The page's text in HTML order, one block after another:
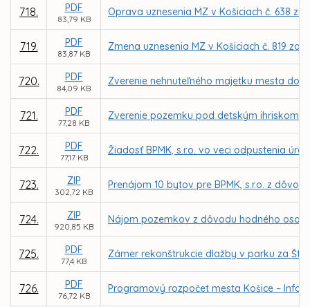
718. PDF
83,79 KB
Oprava uznesenia MZ v Košiciach č. 638 z
719. PDF
83,87 KB
Zmena uznesenia MZ v Košiciach č. 819 zo
720. PDF
84,09 KB
Zverenie nehnuteľného majetku mesta do
721. PDF
77,28 KB
Zverenie pozemku pod detským ihriskom
722. PDF
77,17 KB
Žiadosť BPMK, s.r.o. vo veci odpustenia
723. ZIP
302,72 KB
Prenájom 10 bytov pre BPMK, s.r.o. z
724. ZIP
920,85 KB
Nájom pozemkov z dôvodu hodného
725. PDF
77,4 KB
Zámer rekonštrukcie dlažby v parku za
726. PDF
76,72 KB
Programový rozpočet mesta Košice –